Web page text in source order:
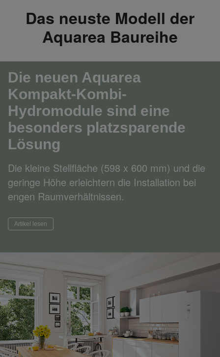
Das neuste Modell der
Aquarea Baureihe
Die neuen Aquarea
Kompakt-Kombi-
Hydromodule sind eine
besonders platzsparende
Lösung
Die kleine Stellfläche (598 x 600 mm) und die
geringe Höhe erleichtern die Installation bei
engen Raumverhältnissen.
Artikel lesen